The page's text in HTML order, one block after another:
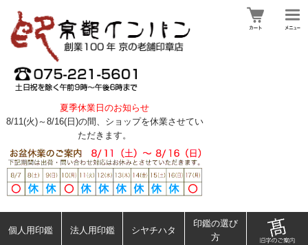
夏季休業日のお知らせ
8/11(火)～8/16(日)の間、ショップを休業させてい
ただきます。
個人用印鑑 法人用印鑑 シヤチハタ
印鑑の選び
方